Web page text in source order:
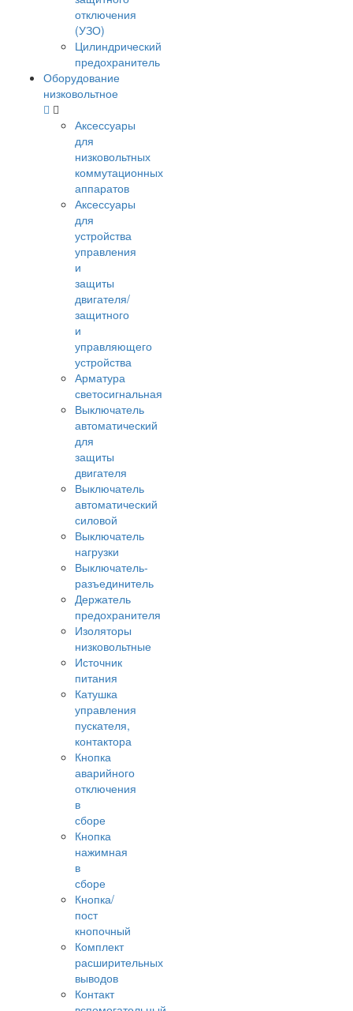
отключения
(УЗО)
Цилиндрический
предохранитель
Оборудование
низковольтное
Аксессуары
для
низковольтных
коммутационных
аппаратов
Аксессуары
для
устройства
управления
и
защиты
двигателя/
защитного
и
управляющего
устройства
Арматура
светосигнальная
Выключатель
автоматический
для
защиты
двигателя
Выключатель
автоматический
силовой
Выключатель
нагрузки
Выключатель-
разъединитель
Держатель
предохранителя
Изоляторы
низковольтные
Источник
питания
Катушка
управления
пускателя,
контактора
Кнопка
аварийного
отключения
в
сборе
Кнопка
нажимная
в
сборе
Кнопка/
пост
кнопочный
Комплект
расширительных
выводов
Контакт